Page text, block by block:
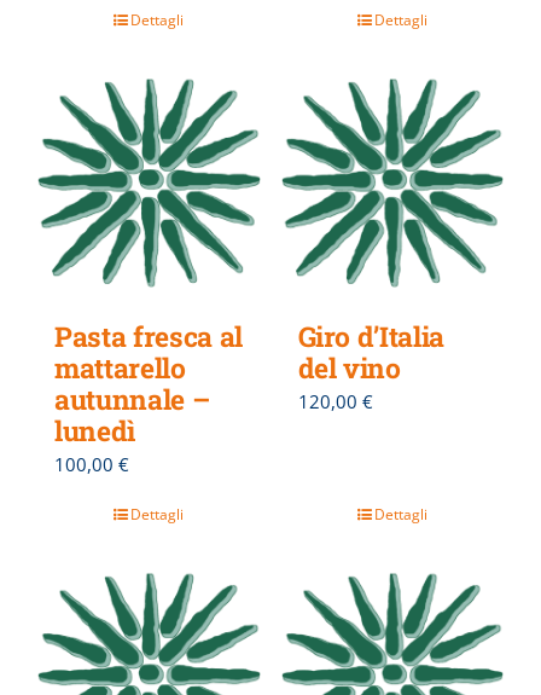
Dettagli Dettagli
Pasta fresca al
mattarello
autunnale –
lunedì
100,00 €
Dettagli
Giro d’Italia
del vino
120,00 €
Dettagli